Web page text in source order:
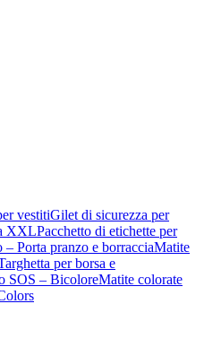
vestitiGilet di sicurezza per
XXLPacchetto di etichette per
– Porta pranzo e borracciaMatite
per borsa e
SOS – BicoloreMatite colorate